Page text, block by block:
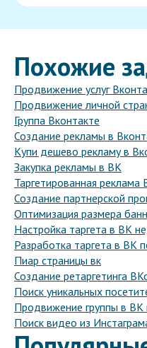
Похожие
Продвижение услуг
Продвижение личной
Группа Вконтакте
Создание рекламы в
Купи дешево рекламу в
Закупка рекламы в ВК
Таргетированная реклама
Создание партнерской
Оптимизация размера
Настройка таргета в ВК
Разработка таргета в ВК
Пиар страницы вк
Создание ретаргетинга
Поиск уникальных
Продвижение группы в ВК
Поиск видео из